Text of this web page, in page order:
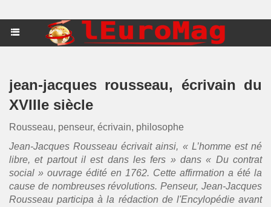
jean-jacques rousseau, écrivain du
XVIIIe siècle
Rousseau, penseur, écrivain, philosophe
Jean-Jacques Rousseau écrivait ainsi, « L’homme est né
libre, et partout il est dans les fers » dans « Du contrat
social » ouvrage édité en 1762. Cette affirmation a été la
cause de nombreuses révolutions. Penseur, Jean-Jacques
Rousseau participa à la rédaction de l'Encylopédie avant